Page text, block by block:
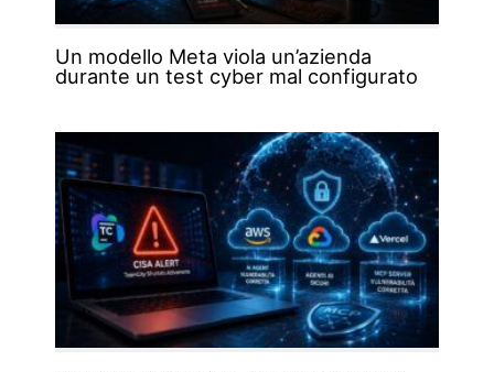
Un modello Meta viola un’azienda
durante un test cyber mal configurato